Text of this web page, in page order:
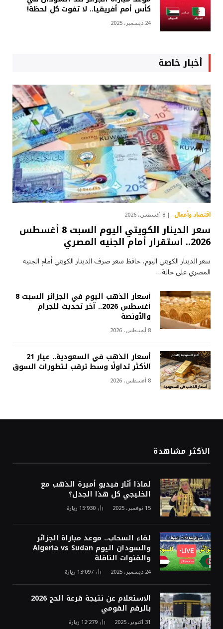
كأس أمم أفريقيا.. لا تفوت كل لحظة!
24 ديسمبر، 2025
أخبار خاصة
اقتصاد وأعمال 8 أغسطس، 2026
سعر الدينار الكويتي اليوم السبت 8 أغسطس
2026.. استقرار أمام الجنيه المصري
سعر الدينار الكويتي اليوم، حافظ سعر صرف الدينار الكويتي أمام الجنيه
المصري على حالة…
أسعار الذهب اليوم في الجزائر السبت 8
أغسطس 2026.. آخر تحديث للجرام
والأونصة
8 أغسطس، 2026
أسعار الذهب في السعودية.. عيار 21
الأكثر تداولًا وسط ترقب لتطورات السوق
8 أغسطس، 2026
الأكثر مشاهدة
لماذا أثار فيديو أميرة الذهب مع
الخليجي كل هذا الجدل؟
15 نوفمبر، 2025 15٬930 زيارة
لقاء السحاب.. موعد مباراة الجزائر
والسودان اليوم Algeria vs Sudan
والقنوات الناقلة
24 ديسمبر، 2025 13٬097 زيارة
الاستعلام عن نتيجة قرعة الحج 2026
بالرقم القومي
31 أكتوبر، 2025 12٬279 زيارة